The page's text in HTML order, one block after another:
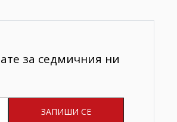
за седмичния ни